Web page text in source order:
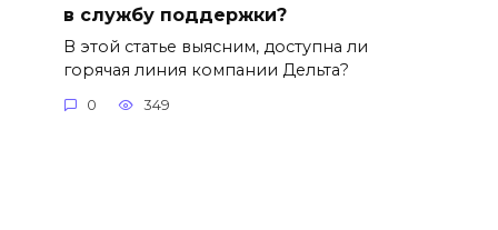
в службу поддержки?
В этой статье выясним, доступна ли
горячая линия компании Дельта?
0 349